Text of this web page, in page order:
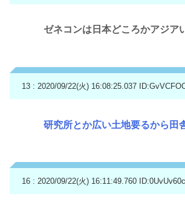
ゼネコンは日本どころかアジア
13 : 2020/09/22(火) 16:08:25.037
研究所とか広い土地要るから田
16 : 2020/09/22(火) 16:11:49.760